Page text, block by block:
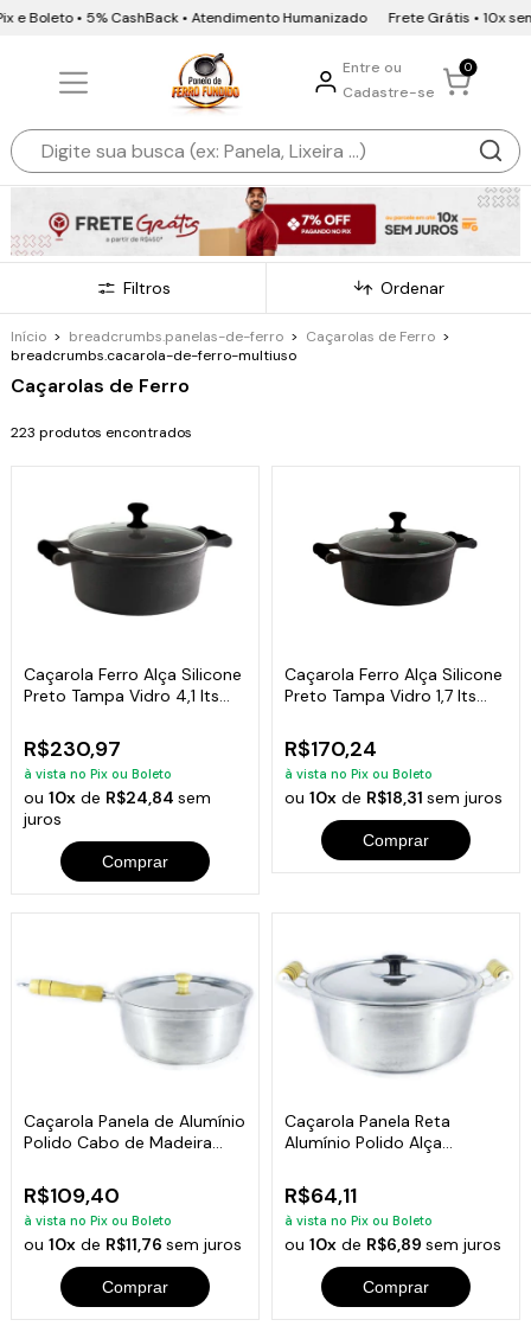
• 5% CashBack • Atendimento Humanizado Frete Grátis • 10x sem juros •
Entre ou
Cadastre-se
0
Filtros Ordenar
Início > breadcrumbs.panelas-de-ferro > Caçarolas de Ferro >
breadcrumbs.cacarola-de-ferro-multiuso
Caçarolas de Ferro
223 produtos encontrados
Caçarola Ferro Alça Silicone
Preto Tampa Vidro 4,1 lts
R$230,97
à vista no Pix ou Boleto
ou10x de R$24,84sem
juros
Comprar
Caçarola Ferro Alça Silicone
Preto Tampa Vidro 1,7 lts
R$170,24
à vista no Pix ou Boleto
ou 10xde R$18,31 sem juros
Comprar
Caçarola Panela de Alumínio
Polido Cabo de Madeira
R$109,40
à vista no Pix ou Boleto
ou10x de R$11,76sem juros
Comprar
Caçarola Panela Reta
Alumínio Polido Alça
R$64,11
à vista no Pix ou Boleto
ou 10xde R$6,89 sem juros
Comprar